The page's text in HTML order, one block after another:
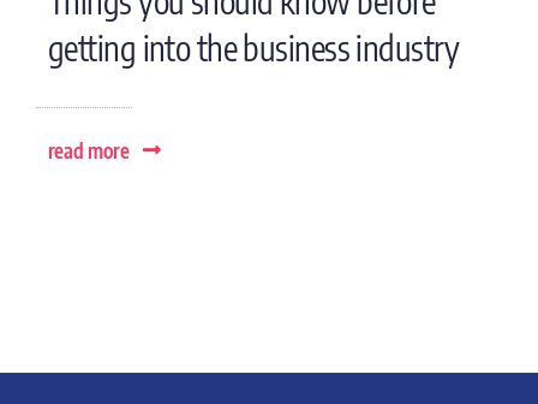
getting into the business industry
read more